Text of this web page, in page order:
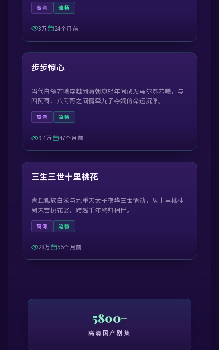
高清 流畅
3万 24个月前
精选
54:57
步步惊心
当代白领若曦穿越到清朝康熙年间成为马尔泰若曦，与
四阿哥、八阿哥之间情牵九子夺嫡的命运沉浮。
高清 流畅
9.4万 47个月前
精选
42:31
三生三世十里桃花
青丘狐族白浅与九重天太子夜华三世情劫，从十里桃林
到天宫桃花宴，跨越千年终归相伴。
高清 流畅
28万 55个月前
5800+
高清国产剧集